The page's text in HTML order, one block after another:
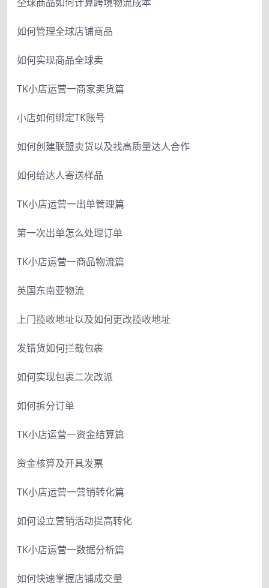
如何管理全球店铺商品
如何实现商品全球卖
TK小店运营一商家卖货篇
小店如何绑定TK账号
如何创建联盟卖货以及找高质量达人合作
如何给达人寄送样品
TK小店运营一出单管理篇
第一次出单怎么处理订单
TK小店运营一商品物流篇
英国东南亚物流
上门揽收地址以及如何更改揽收地址
发错货如何拦截包裹
如何实现包裹二次改派
如何拆分订单
TK小店运营一资金结算篇
资金核算及开具发票
TK小店运营一营销转化篇
如何设立营销活动提高转化
TK小店运营一数据分析篇
如何快速掌握店铺成交量